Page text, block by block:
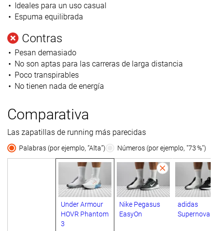
Ideales para un uso casual
Espuma equilibrada
Contras
Pesan demasiado
No son aptas para las carreras de larga distancia
Poco transpirables
No tienen nada de energía
Comparativa
Las zapatillas de running más parecidas
Palabras (por ejemplo, “Alta”) Números (por ejemplo, "73 %")
Under Armour
HOVR Phantom
3
Nike Pegasus
EasyOn
adidas
Supernova 3